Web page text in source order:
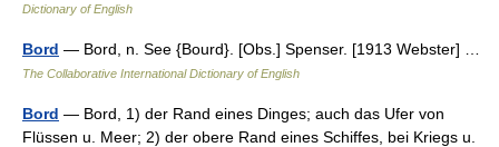
Dictionary of English
Bord — Bord, n. See {Bourd}. [Obs.] Spenser. [1913 Webster] …
The Collaborative International Dictionary of English
Bord — Bord, 1) der Rand eines Dinges; auch das Ufer von
Flüssen u. Meer; 2) der obere Rand eines Schiffes, bei Kriegs u.